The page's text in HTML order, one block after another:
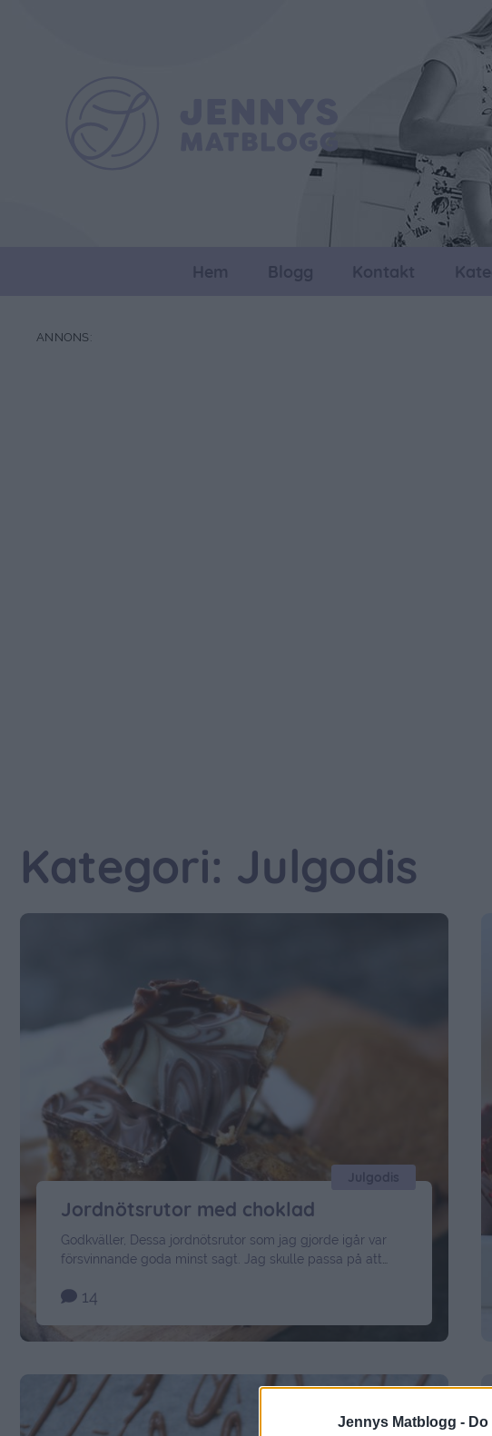
Jennys Matblogg -
Hem Blogg Kontakt
Kategori: Julgodis
Jordnötsrutor med choklad
Godkväller, Dessa jordnötsrutor som jag gjorde igår var
försvinnande goda minst sagt. Jag skulle passa på att
jag skulle plocka fram dem, så upptäckte jag till min
maken i huset hade ätit upp nästan …
14
Julgodis